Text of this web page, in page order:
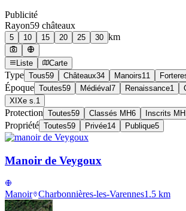
Publicité
Rayon59 châteaux
5 10 15 20 25 30 km
Liste Carte
Type Tous59 Châteaux34 Manoirs11
Époque Toutes59 Médiéval 7 Renaissance1
XIXe s. 1
Protection Toutes59 Classés MH6 Inscrits MH
Propriété Toutes59 Privée14 Publique5
Manoir de Veygoux
Manoir Charbonnières-les-Varennes1.5 km